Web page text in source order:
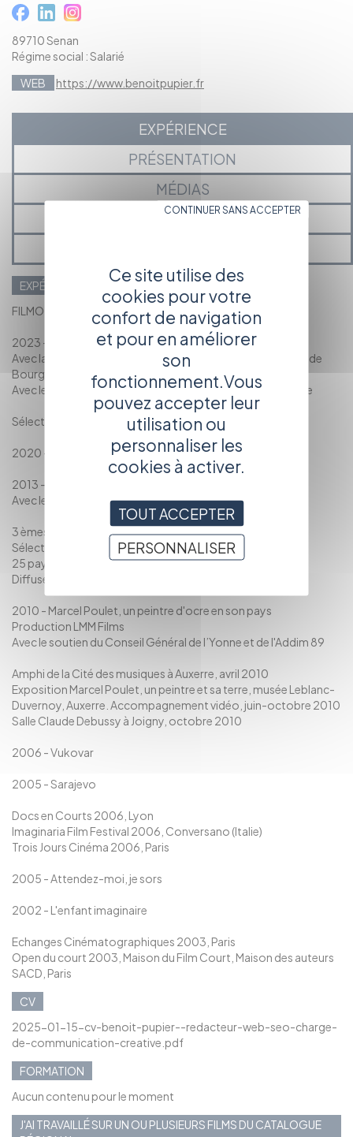
89710 Senan
Régime social : Salarié
WEB
https://www.benoitpupier.fr
EXPÉRIENCE
PRÉSENTATION
MÉDIAS
PROJETS EN COURS ET À VENIR
EXPÉRIENCES PROFESSIONNELLES
FILMOGRAPHIE
2023 - Hugues Barrey, jardinier-éleveur, (72')
Avec la participation du Conservatoire d’espaces naturels de
Bourgogne
Avec le soutien de l’Association Française d’Agroforesterie
Sélection festival Festi'Vache, St-Martin-en-Haut
2020 - Oiseau (12 min)
2013 - André Bucher, entre terre et ciel (2h09)
Avec le soutien de LMM Films
3 èmes journées Brautigan, Laragne, août 2013
Sélection juin 2014 Images en bibliothèques
25 paysages seconde, à Grignan, mars 2015
Diffusé en médiathèques (catalogues ADAV, COLACO)
2010 - Marcel Poulet, un peintre d'ocre en son pays
Production LMM Films
Avec le soutien du Conseil Général de l’Yonne et de l'Addim 89
Amphi de la Cité des musiques à Auxerre, avril 2010
Exposition Marcel Poulet, un peintre et sa terre, musée Leblanc-
Duvernoy, Auxerre. Accompagnement vidéo, juin-octobre 2010
Salle Claude Debussy à Joigny, octobre 2010
2006 - Vukovar
2005 - Sarajevo
Docs en Courts 2006, Lyon
Imaginaria Film Festival 2006, Conversano (Italie)
Trois Jours Cinéma 2006, Paris
2005 - Attendez-moi, je sors
2002 - L'enfant imaginaire
Echanges Cinématographiques 2003, Paris
Open du court 2003, Maison du Film Court, Maison des auteurs
SACD, Paris
CV
2025-01-15-cv-benoit-pupier--redacteur-web-seo-charge-
de-communication-creative.pdf
FORMATION
Aucun contenu pour le moment
J'AI TRAVAILLÉ SUR UN OU PLUSIEURS FILMS DU CATALOGUE
Ce site utilise des
cookies pour votre
confort de navigation
et pour en améliorer
son
fonctionnement.Vous
pouvez accepter leur
utilisation ou
personnaliser les
cookies à activer.
TOUT ACCEPTER
CONTINUER SANS ACCEPTER
PERSONNALISER